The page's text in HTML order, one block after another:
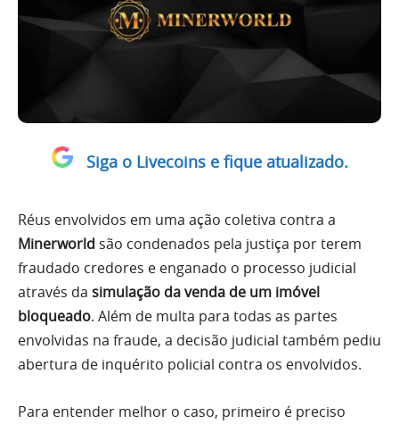
Siga o Livecoins e fique atualizado.
Réus envolvidos em uma ação coletiva contra a
Minerworld são condenados pela justiça por terem
fraudado credores e enganado o processo judicial
através da simulação da venda de um imóvel
bloqueado. Além de multa para todas as partes
envolvidas na fraude, a decisão judicial também pediu
abertura de inquérito policial contra os envolvidos.
Para entender melhor o caso, primeiro é preciso